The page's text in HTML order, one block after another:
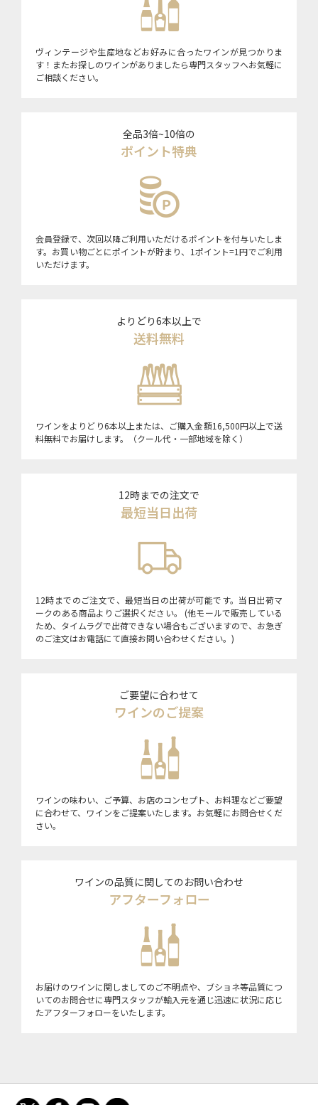
ヴィンテージや生産地などお好みに合ったワインが見つかりま
す！またお探しのワインがありましたら専門スタッフへお気軽に
ご相談ください。
全品3倍~10倍の
ポイント特典
会員登録で、次回以降ご利用いただけるポイントを付与いたしま
す。お買い物ごとにポイントが貯まり、1ポイント=1円でご利用
いただけます。
よりどり6本以上で
送料無料
ワインをよりどり6本以上または、ご購入金額16,500円以上で送
料無料でお届けします。（クール代・一部地域を除く）
12時までの注文で
最短当日出荷
12時までのご注文で、最短当日の出荷が可能です。当日出荷マ
ークのある商品よりご選択ください。 (他モールで販売している
ため、タイムラグで出荷できない場合もございますので、お急ぎ
のご注文はお電話にて直接お問い合わせください。)
ご要望に合わせて
ワインのご提案
ワインの味わい、ご予算、お店のコンセプト、お料理などご要望
に合わせて、ワインをご提案いたします。お気軽にお問合せくだ
さい。
ワインの品質に関してのお問い合わせ
アフターフォロー
お届けのワインに関しましてのご不明点や、ブショネ等品質につ
いてのお問合せに専門スタッフが輸入元を通じ迅速に状況に応じ
たアフターフォローをいたします。